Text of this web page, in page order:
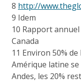
8 http://
9 Idem
10 Rapport
Canada
11 Environ 50%
Amérique latine
Andes, les 20%